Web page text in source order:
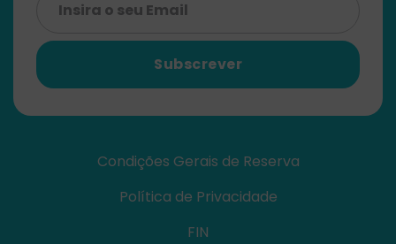
Subscrever
Condições Gerais de Reserva
Política de Privacidade
FIN